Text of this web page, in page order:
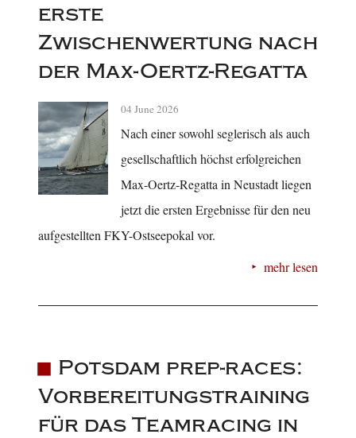
erste
Zwischenwertung nach
der Max-Oertz-Regatta
04 June 2026
Nach einer sowohl seglerisch als auch
gesellschaftlich höchst erfolgreichen
Max-Oertz-Regatta in Neustadt liegen
jetzt die ersten Ergebnisse für den neu
aufgestellten FKY-Ostseepokal vor.
mehr lesen
Potsdam prep-races:
Vorbereitungstraining
für das Teamracing in